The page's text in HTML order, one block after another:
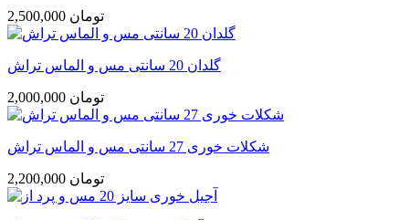
2,500,000 تومان
گلدان 20 سانتی مس و الماس تراش
2,000,000 تومان
شکلات خوری 27 سانتی مس و الماس تراش
2,200,000 تومان